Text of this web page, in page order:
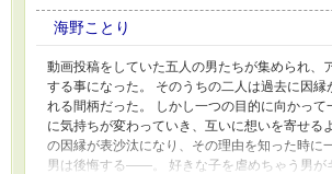
海野ことり
動画投稿をしていた五人の男たちが集められ、
する事になった。 そのうちの二人は過去に因縁
れる間柄だった。 しかし一つの目的に向かって
に気持ちが変わっていき、互いに想いを寄せる
の因縁が表沙汰になり、その理由を知った時に
男は後悔する――。 好きな子を虐めちゃう男が